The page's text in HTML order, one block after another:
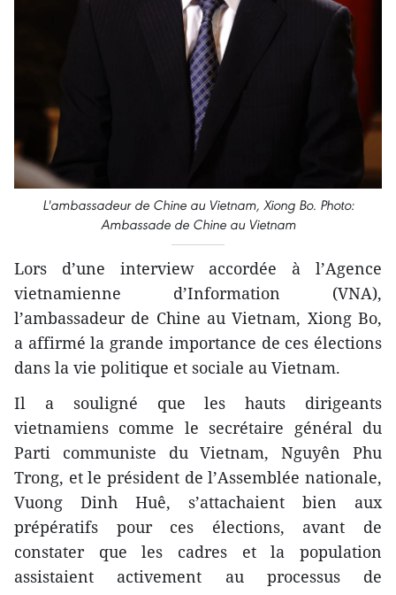
L'ambassadeur de Chine au Vietnam, Xiong Bo. Photo:
Ambassade de Chine au Vietnam
Lors d’une interview accordée à l’Agence
vietnamienne d’Information (VNA),
l’ambassadeur de Chine au Vietnam, Xiong Bo,
a affirmé la grande importance de ces élections
dans la vie politique et sociale au Vietnam.
Il a souligné que les hauts dirigeants
vietnamiens comme le secrétaire général du
Parti communiste du Vietnam, Nguyên Phu
Trong, et le président de l’Assemblée nationale,
Vuong Dinh Huê, s’attachaient bien aux
prépératifs pour ces élections, avant de
constater que les cadres et la population
assistaient activement au processus de